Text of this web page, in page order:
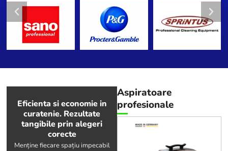
Eficienta si economie in
curatenie. Rezultate
tangibile prin alegeri
corecte
Menține fiecare spațiu impecabil
Aspiratoare
profesionale